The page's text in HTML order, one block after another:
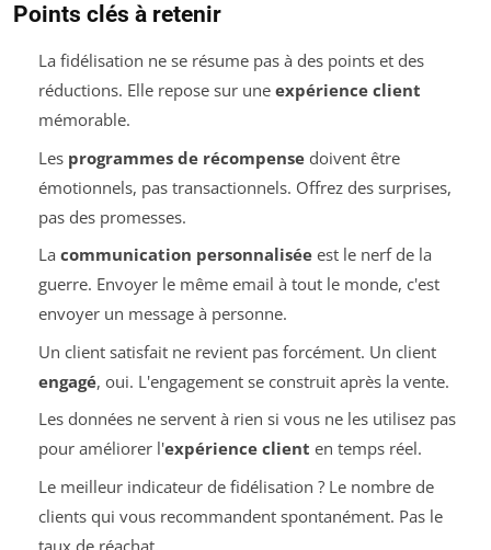
Points clés à retenir
La fidélisation ne se résume pas à des points et des
réductions. Elle repose sur une expérience client
mémorable.
Les programmes de récompensedoivent être
émotionnels, pas transactionnels. Offrez des surprises,
pas des promesses.
La communication personnaliséeest le nerf de la
guerre. Envoyer le même email à tout le monde, c'est
envoyer un message à personne.
Un client satisfait ne revient pas forcément. Un client
engagé, oui. L'engagement se construit après la vente.
Les données ne servent à rien si vous ne les utilisez pas
pour améliorer l'expérience client en temps réel.
Le meilleur indicateur de fidélisation ? Le nombre de
clients qui vous recommandent spontanément. Pas le
taux de réachat.